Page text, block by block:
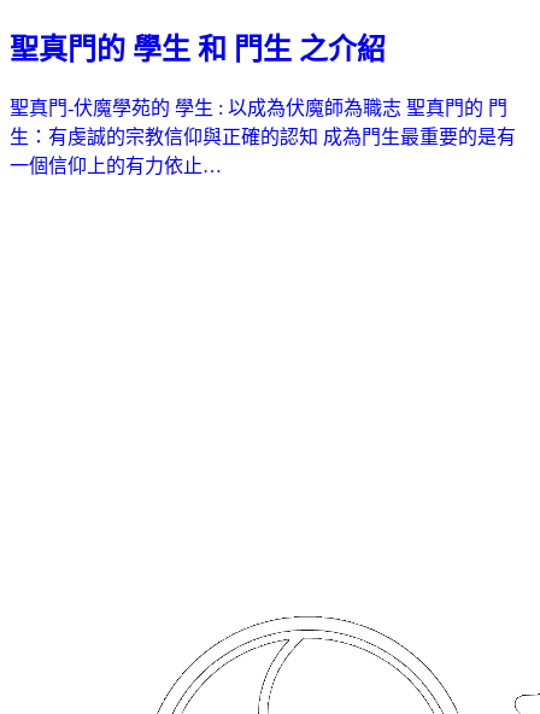
聖真門的 學生 和 門生 之介紹
聖真門-伏魔學苑的 學生 : 以成為伏魔師為職志 聖真門的 門
生：有虔誠的宗教信仰與正確的認知 成為門生最重要的是有
一個信仰上的有力依止…